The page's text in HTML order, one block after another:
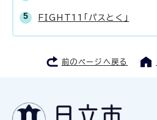
FIGHT11「パスとく」
前のページへ戻る